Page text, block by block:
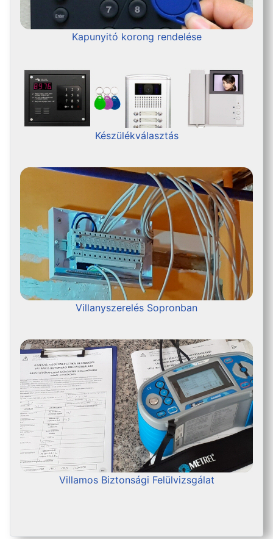
Kapunyitó korong rendelése
Készülékválasztás
Villanyszerelés Sopronban
Villamos Biztonsági Felülvizsgálat